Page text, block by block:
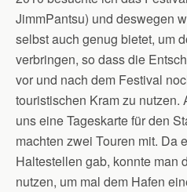
JimmPantsu) und deswegen
selbst auch genug bietet, um
verbringen, so dass die
vor und nach dem Festival
touristischen Kram zu nutzen.
uns eine Tageskarte für den
machten zwei Touren mit. Da
Haltestellen gab, konnte man
nutzen, um mal dem Hafen